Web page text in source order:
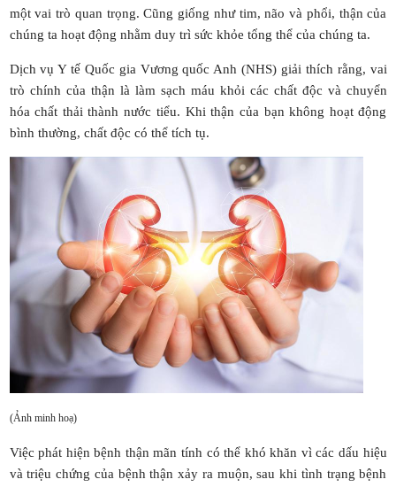
một vai trò quan trọng. Cũng giống như tim, não và phổi, thận của
chúng ta hoạt động nhằm duy trì sức khỏe tổng thể của chúng ta.
Dịch vụ Y tế Quốc gia Vương quốc Anh (NHS) giải thích rằng, vai
trò chính của thận là làm sạch máu khỏi các chất độc và chuyển
hóa chất thải thành nước tiểu. Khi thận của bạn không hoạt động
bình thường, chất độc có thể tích tụ.
(Ảnh minh hoạ)
Việc phát hiện bệnh thận mãn tính có thể khó khăn vì các dấu hiệu
và triệu chứng của bệnh thận xảy ra muộn, sau khi tình trạng bệnh